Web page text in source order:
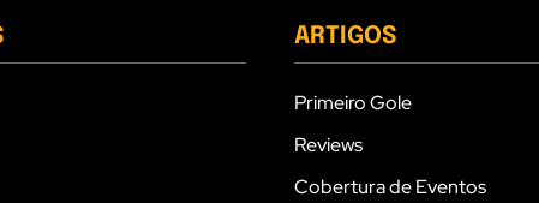
ARTIGOS
Primeiro Gole
Reviews
Cobertura de Eventos